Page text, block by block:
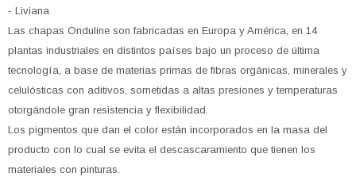
- Liviana
Las chapas Onduline son fabricadas en Europa y América, en 14
plantas industriales en distintos países bajo un proceso de última
tecnología, a base de materias primas de fibras orgánicas, minerales y
celulósticas con aditivos, sometidas a altas presiones y temperaturas
otorgándole gran resistencia y flexibilidad.
Los pigmentos que dan el color están incorporados en la masa del
producto con lo cual se evita el descascaramiento que tienen los
materiales con pinturas.